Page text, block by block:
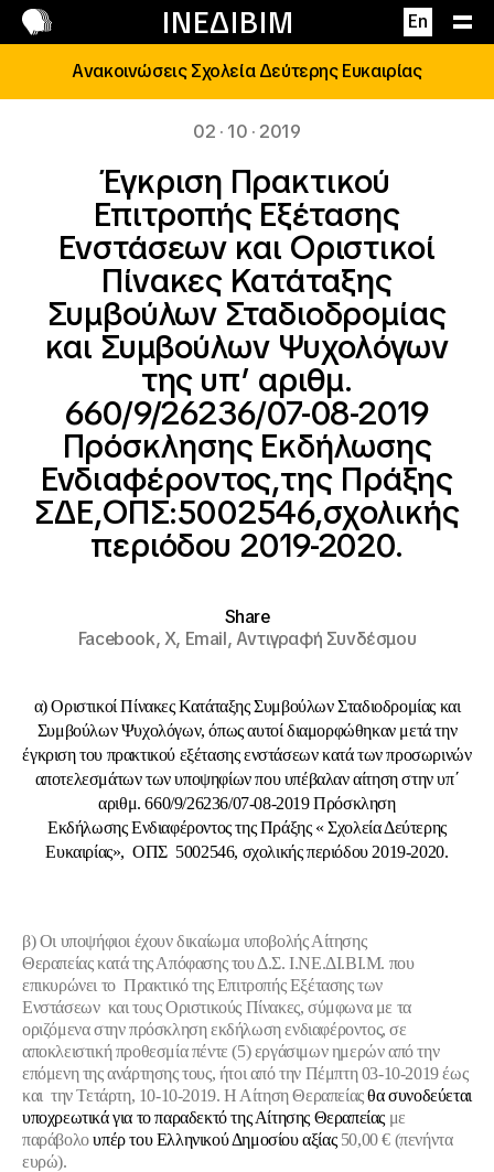
ΙΝΕΔΙΒΙΜ En
Επικοινωνία
Ανακοινώσεις Σχολεία Δεύτερης Ευκαιρίας
02 · 10 · 2019
Έγκριση Πρακτικού
Επιτροπής Εξέτασης
Ενστάσεων και Οριστικοί
Πίνακες Κατάταξης
Συμβούλων Σταδιοδρομίας
και Συμβούλων Ψυχολόγων
της υπ’ αριθμ.
660/9/26236/07-08-2019
Πρόσκλησης Εκδήλωσης
Ενδιαφέροντος,της Πράξης
ΣΔΕ,ΟΠΣ:5002546,σχολικής
περιόδου 2019-2020.
Share
Facebook,X, Email,Αντιγραφή Συνδέσμου
α) Οριστικοί Πίνακες Κατάταξης Συμβούλων Σταδιοδρομίας και
Συμβούλων Ψυχολόγων, όπως αυτοί διαμορφώθηκαν μετά την
έγκριση του πρακτικού εξέτασης ενστάσεων κατά των προσωρινών
αποτελεσμάτων των υποψηφίων που υπέβαλαν αίτηση στην υπ΄
αριθμ. 660/9/26236/07-08-2019 Πρόσκληση
Εκδήλωσης Ενδιαφέροντος της Πράξης « Σχολεία Δεύτερης
Ευκαιρίας», ΟΠΣ 5002546, σχολικής περιόδου 2019-2020.
β) Οι υποψήφιοι έχουν δικαίωμα υποβολής Αίτησης
Θεραπείας κατά της Απόφασης του Δ.Σ. Ι.ΝΕ.ΔΙ.ΒΙ.Μ. που
επικυρώνει το Πρακτικό της Επιτροπής Εξέτασης των
Ενστάσεων και τους Οριστικούς Πίνακες, σύμφωνα με τα
οριζόμενα στην πρόσκληση εκδήλωση ενδιαφέροντος, σε
αποκλειστική προθεσμία πέντε (5) εργάσιμων ημερών από την
επόμενη της ανάρτησης τους, ήτοι από την Πέμπτη 03-10-2019 έως
και την Τετάρτη, 10-10-2019. Η Αίτηση Θεραπείαςθα συνοδεύεται
υποχρεωτικά για το παραδεκτό της Αίτησης Θεραπείας με
παράβολουπέρ του Ελληνικού Δημοσίου αξίας 50,00 € (πενήντα
ευρώ).